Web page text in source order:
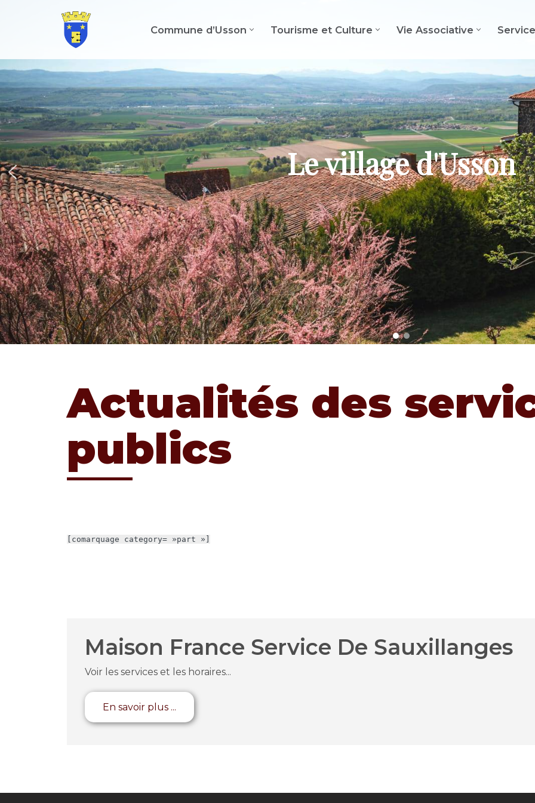
contenu
Commune d’Usson Tourisme et Culture Vie Associative
Le village d'Usson
Actualités des
publics
[comarquage category= »part »]
Maison France Service De Sauxillanges
Voir les services et les horaires...
En savoir plus ...